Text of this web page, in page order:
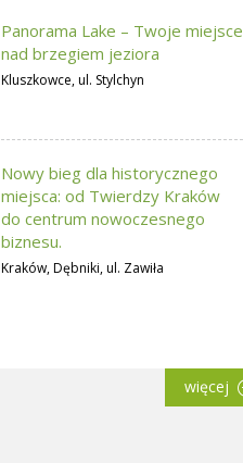
Panorama Lake – Twoje miejsce
nad brzegiem jeziora
Kluszkowce, ul. Stylchyn
Nowy bieg dla historycznego
miejsca: od Twierdzy Kraków
do centrum nowoczesnego
biznesu.
Kraków, Dębniki, ul. Zawiła
więcej